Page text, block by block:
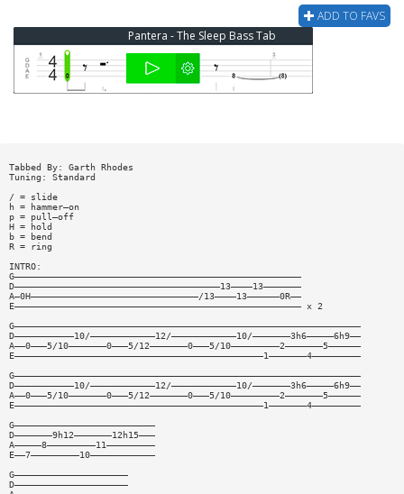
ADD TO FAVS
Pantera - The Sleep Bass Tab
Tabbed By: Garth Rhodes
Tuning: Standard
/ = slide
h = hammer—on
p = pull—off
H = hold
b = bend
R = ring
INTRO:
G—————————————————————————————————————————————————————
D——————————————————————————————————————13————13———————
A—0H———————————————————————————————/13————13——————0R——
E————————————————————————————————————————————————————— x 2
G————————————————————————————————————————————————————————————————
D———————————10/————————————12/————————————10/———————3h6—————6h9——
A——0———5/10———————0———5/12———————0———5/10—————————2———————5——————
E——————————————————————————————————————————————1———————4—————————
G————————————————————————————————————————————————————————————————
D———————————10/————————————12/————————————10/———————3h6—————6h9——
A——0———5/10———————0———5/12———————0———5/10—————————2———————5——————
E——————————————————————————————————————————————1———————4—————————
G——————————————————————————
D———————9h12———————12h15———
A—————8—————————11—————————
E——7—————————10————————————
G—————————————————————
D—————————————————————